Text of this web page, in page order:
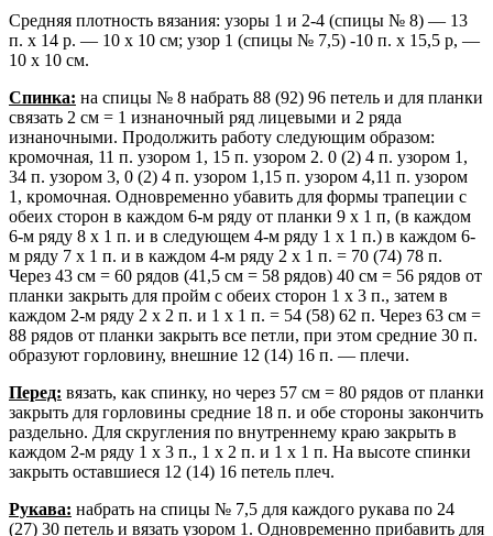
Средняя плотность вязания: узоры 1 и 2-4 (спицы № 8) — 13
п. х 14 р. — 10 х 10 см; узор 1 (спицы № 7,5) -10 п. х 15,5 р, —
10 х 10 см.
Спинка: на спицы № 8 набрать 88 (92) 96 петель и для планки
связать 2 см = 1 изнаночный ряд лицевыми и 2 ряда
изнаночными. Продолжить работу следующим образом:
кромочная, 11 п. узором 1, 15 п. узором 2. 0 (2) 4 п. узором 1,
34 п. узором 3, 0 (2) 4 п. узором 1,15 п. узором 4,11 п. узором
1, кромочная. Одновременно убавить для формы трапеции с
обеих сторон в каждом 6-м ряду от планки 9 х 1 п, (в каждом
6-м ряду 8 х 1 п. и в следующем 4-м ряду 1 х 1 п.) в каждом 6-
м ряду 7 x 1 п. и в каждом 4-м ряду 2 x 1 п. = 70 (74) 78 п.
Через 43 см = 60 рядов (41,5 см = 58 рядов) 40 см = 56 рядов от
планки закрыть для пройм с обеих сторон 1 х 3 п., затем в
каждом 2-м ряду 2 х 2 п. и 1 х 1 п. = 54 (58) 62 п. Через 63 см =
88 рядов от планки закрыть все петли, при этом средние 30 п.
образуют горловину, внешние 12 (14) 16 п. — плечи.
Перед: вязать, как спинку, но через 57 см = 80 рядов от планки
закрыть для горловины средние 18 п. и обе стороны закончить
раздельно. Для скругления по внутреннему краю закрыть в
каждом 2-м ряду 1 х 3 п., 1 х 2 п. и 1 х 1 п. На высоте спинки
закрыть оставшиеся 12 (14) 16 петель плеч.
Рукава: набрать на спицы № 7,5 для каждого рукава по 24
(27) 30 петель и вязать узором 1. Одновременно прибавить для